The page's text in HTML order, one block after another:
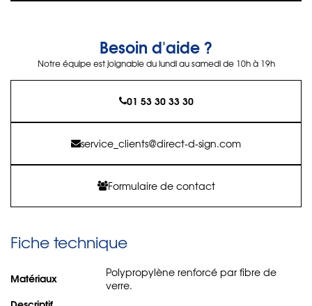
Besoin d'aide ?
Notre équipe est joignable du lundi au samedi de 10h à 19h
01 53 30 33 30
service_clients@direct-d-sign.com
Formulaire de contact
Fiche technique
Matériaux
Polypropylène renforcé par fibre de
verre.